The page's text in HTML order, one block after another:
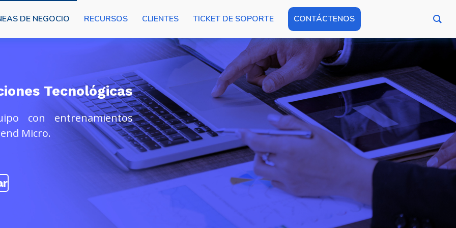
DE NEGOCIO RECURSOS CLIENTES TICKET DE SOPORTE CONTÁCTENOS
Tecnológicas
con entrenamientos
Micro.